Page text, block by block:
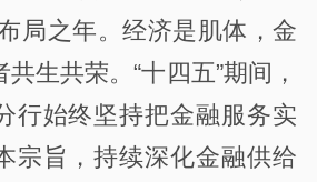
局之年。经济是肌体，金
生共荣。“十四五”期间，
行始终坚持把金融服务实
宗旨，持续深化金融供给